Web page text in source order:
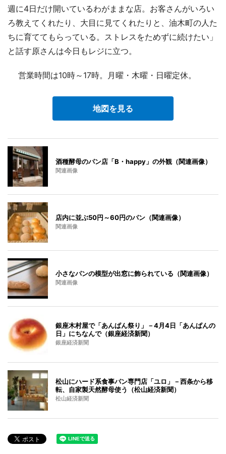
週に4日だけ開いているわがままな店。お客さんがいろい
ろ教えてくれたり、大目に見てくれたりと、油木町の人た
ちに育ててもらっている。ストレスをためずに続けたい」
と話す原さんは今日もレジに立つ。
営業時間は10時～17時。月曜・木曜・日曜定休。
地図を見る
酒種酵母のパン店「B・happy」の外観（関連画像）
関連画像
店内に並ぶ50円～60円のパン（関連画像）
関連画像
小さなパンの模型が出窓に飾られている（関連画像）
関連画像
銀座木村屋で「あんぱん祭り」－4月4日「あんぱんの
日」にちなんで（銀座経済新聞）
銀座経済新聞
松山にハード系食事パン専門店「ユロ」－西条から移
転、自家製天然酵母使う（松山経済新聞）
松山経済新聞